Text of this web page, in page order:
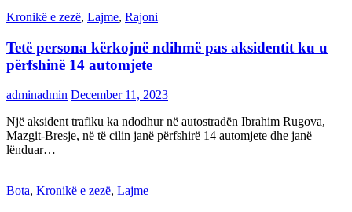
Kronikë e zezë, Lajme, Rajoni
Tetë persona kërkojnë ndihmë pas aksidentit ku u
përfshinë 14 automjete
adminadmin December 11, 2023
Një aksident trafiku ka ndodhur në autostradën Ibrahim Rugova,
Mazgit-Bresje, në të cilin janë përfshirë 14 automjete dhe janë
lënduar…
Bota, Kronikë e zezë, Lajme